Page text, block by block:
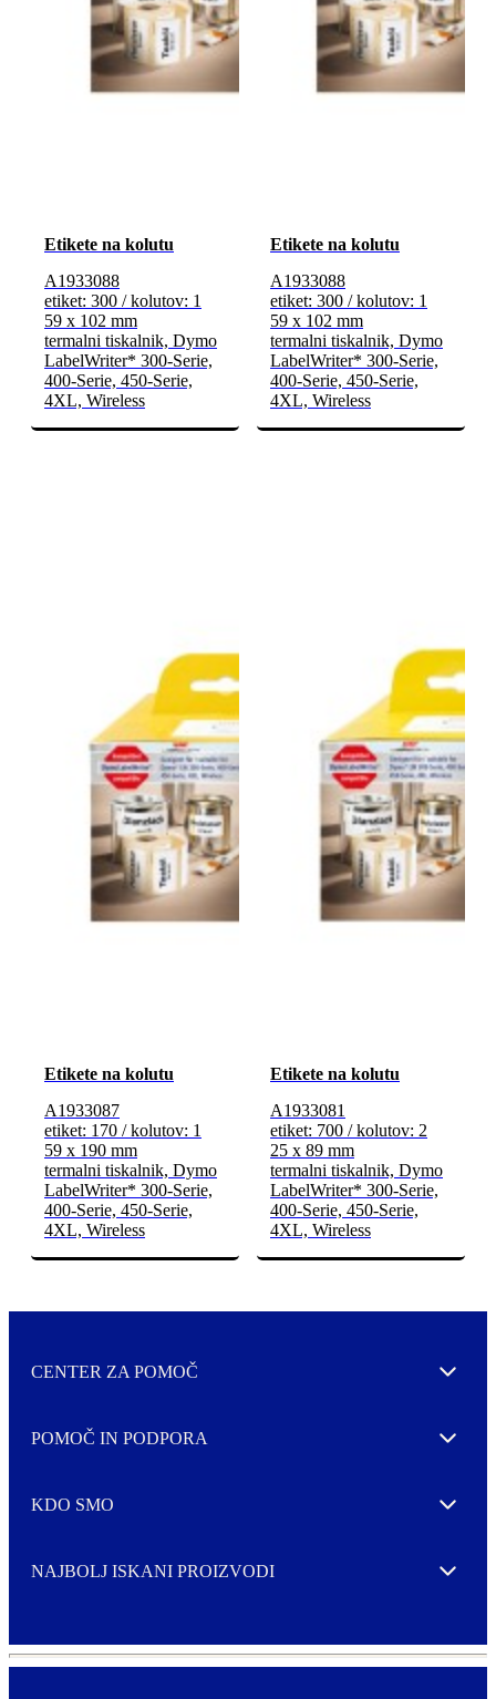
Etikete na kolutu
A1933088
etiket: 300 / kolutov: 1
59 x 102 mm
termalni tiskalnik, Dymo
LabelWriter* 300-Serie,
400-Serie, 450-Serie,
4XL, Wireless
Etikete na kolutu
A1933088
etiket: 300 / kolutov: 1
59 x 102 mm
termalni tiskalnik, Dymo
LabelWriter* 300-Serie,
400-Serie, 450-Serie,
4XL, Wireless
Etikete na kolutu
A1933087
etiket: 170 / kolutov: 1
59 x 190 mm
termalni tiskalnik, Dymo
LabelWriter* 300-Serie,
400-Serie, 450-Serie,
4XL, Wireless
Etikete na kolutu
A1933081
etiket: 700 / kolutov: 2
25 x 89 mm
termalni tiskalnik, Dymo
LabelWriter* 300-Serie,
400-Serie, 450-Serie,
4XL, Wireless
CENTER ZA POMOČ Expand
POMOČ IN PODPORA Expand
KDO SMO Expand
NAJBOLJ ISKANI PROIZVODI Expand